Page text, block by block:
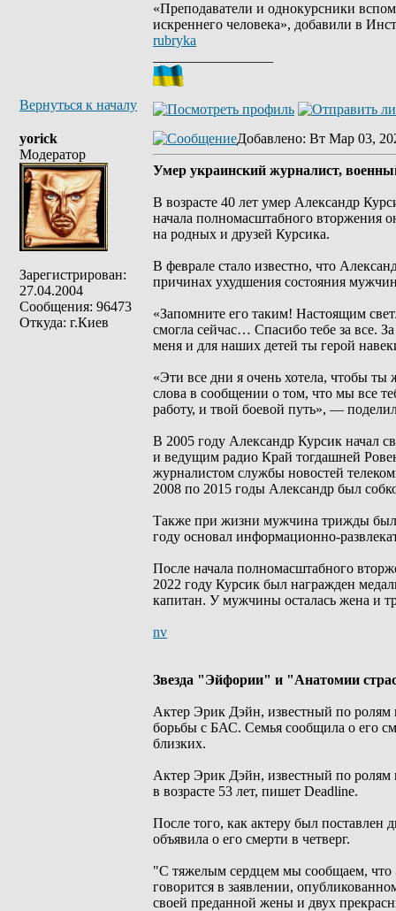
«Преподаватели и однокурсники
искреннего человека», добавили в
rubryka
Вернуться к началу
yorick
Модератор
Зарегистрирован:
27.04.2004
Сообщения: 96473
Откуда: г.Киев
Добавлено: Вт Мар 03,
Умер украинский журналист,
В возрасте 40 лет умер Александр
начала полномасштабного вторжения
на родных и друзей Курсика.
В феврале стало известно, что
причинах ухудшения состояния
«Запомните его таким! Настоящим
смогла сейчас… Спасибо тебе за все.
меня и для наших детей ты герой
«Эти все дни я очень хотела, чтобы
слова в сообщении о том, что мы все
работу, и твой боевой путь», —
В 2005 году Александр Курсик начал
и ведущим радио Край тогдашней
журналистом службы новостей
2008 по 2015 годы Александр был
Также при жизни мужчина трижды был
году основал информационно-
После начала полномасштабного
2022 году Курсик был награжден
капитан. У мужчины осталась жена и
nv
Звезда "Эйфории" и "Анатомии
Актер Эрик Дэйн, известный по ролям
борьбы с БАС. Семья сообщила о его
близких.
Актер Эрик Дэйн, известный по ролям
в возрасте 53 лет, пишет Deadline.
После того, как актеру был поставлен
объявила о его смерти в четверг.
"С тяжелым сердцем мы сообщаем,
говорится в заявлении,
своей преданной жены и двух